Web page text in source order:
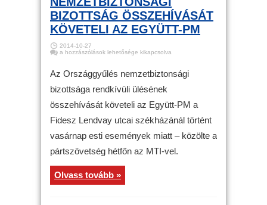
BIZOTTSÁG ÖSSZEHÍVÁSÁT
KÖVETELI AZ EGYÜTT-PM
2014-10-27
Internetadó
nemzetbiztonsági
bizottság
összehívását
követeli
Együtt-
bejegyzéshez
a hozzászólások lehetősége kikapcsolva
Az Országgyűlés nemzetbiztonsági
bizottsága rendkívüli ülésének
összehívását követeli az Együtt-PM a
Fidesz Lendvay utcai székházánál történt
vasárnap esti események miatt – közölte a
pártszövetség hétfőn az MTI-vel.
Olvass tovább »